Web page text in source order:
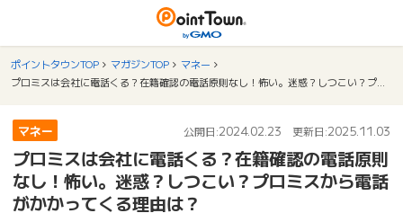
ポイントタウンTOP マガジンTOP
マネー
マネー 公開日:2024.02.23 更新日:2025.11.03
プロミスは会社に電話くる？在籍確認の電話原則
なし！怖い。迷惑？しつこい？プロミスから電話
がかかってくる理由は？